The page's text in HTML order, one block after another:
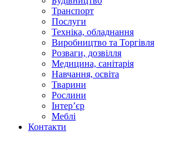
Транспорт
Послуги
Техніка, обладнання
Виробництво та Торгівля
Розваги, дозвілля
Медицина, санітарія
Навчання, освіта
Тварини
Рослини
Інтер’єр
Меблі
Контакти